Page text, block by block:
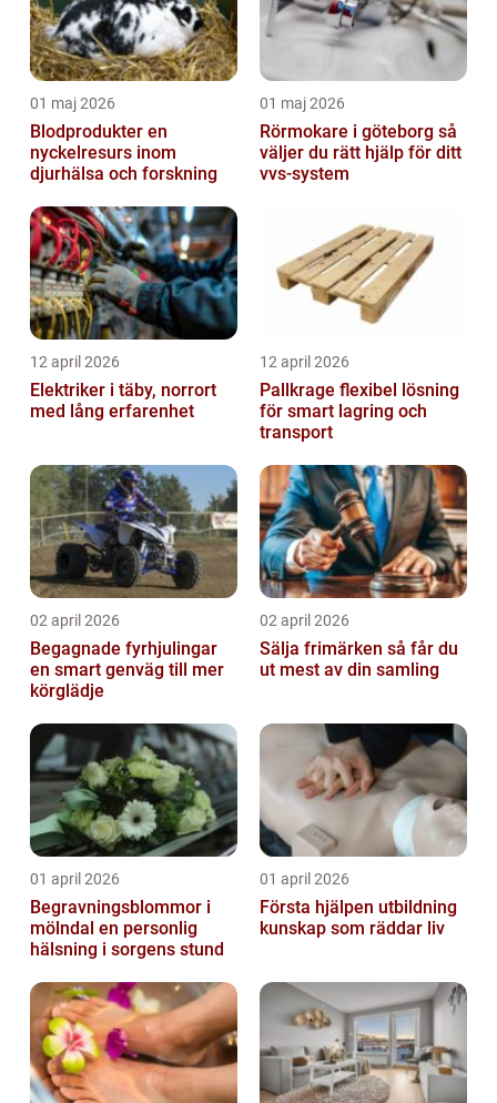
01 maj 2026
Blodprodukter en
nyckelresurs inom
djurhälsa och forskning
01 maj 2026
Rörmokare i göteborg så
väljer du rätt hjälp för ditt
vvs-system
12 april 2026
Elektriker i täby, norrort
med lång erfarenhet
12 april 2026
Pallkrage flexibel lösning
för smart lagring och
transport
02 april 2026
Begagnade fyrhjulingar
en smart genväg till mer
körglädje
02 april 2026
Sälja frimärken så får du
ut mest av din samling
01 april 2026
Begravningsblommor i
mölndal en personlig
hälsning i sorgens stund
01 april 2026
Första hjälpen utbildning
kunskap som räddar liv